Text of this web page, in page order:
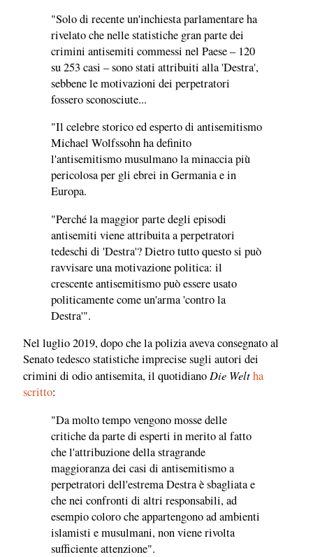
"Solo di recente un'inchiesta parlamentare ha
rivelato che nelle statistiche gran parte dei
crimini antisemiti commessi nel Paese – 120
su 253 casi – sono stati attribuiti alla 'Destra',
sebbene le motivazioni dei perpetratori
fossero sconosciute...
"Il celebre storico ed esperto di antisemitismo
Michael Wolfssohn ha definito
l'antisemitismo musulmano la minaccia più
pericolosa per gli ebrei in Germania e in
Europa.
"Perché la maggior parte degli episodi
antisemiti viene attribuita a perpetratori
tedeschi di 'Destra'? Dietro tutto questo si può
ravvisare una motivazione politica: il
crescente antisemitismo può essere usato
politicamente come un'arma 'contro la
Destra'".
Nel luglio 2019, dopo che la polizia aveva consegnato al
Senato tedesco statistiche imprecise sugli autori dei
crimini di odio antisemita, il quotidiano Die Weltha
scritto:
"Da molto tempo vengono mosse delle
critiche da parte di esperti in merito al fatto
che l'attribuzione della stragrande
maggioranza dei casi di antisemitismo a
perpetratori dell'estrema Destra è sbagliata e
che nei confronti di altri responsabili, ad
esempio coloro che appartengono ad ambienti
islamisti e musulmani, non viene rivolta
sufficiente attenzione".